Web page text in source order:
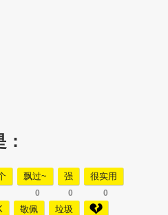
飘过~
0
强
0
很实用
0
敬佩 垃圾